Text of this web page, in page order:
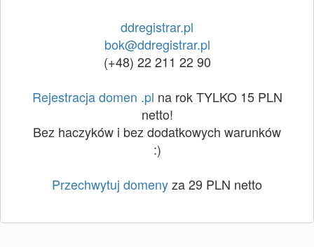
ddregistrar.pl
bok@ddregistrar.pl
(+48) 22 211 22 90
Rejestracja domen .pl na rok TYLKO 15 PLN
netto!
Bez haczyków i bez dodatkowych warunków
:)
Przechwytuj domenyza 29 PLN netto